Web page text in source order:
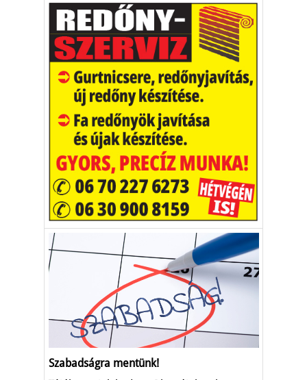
Szabadságra mentünk!